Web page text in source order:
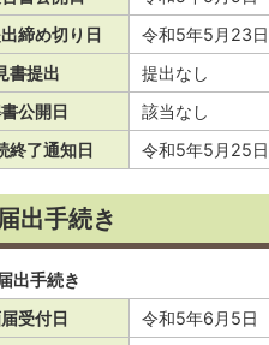
締め切り日
令和5年5月23日
書提出
提出なし
公開日
該当なし
終了通知日
令和5年5月25日
出手続き
出手続き
受付日
令和5年6月5日